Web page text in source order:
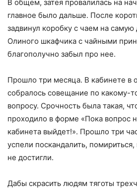
В общем, затея провалилась на
главное было дальше. После
задвинул коробку с чаем на
Олиного шкафчика с чайными
благополучно забыл про нее.
Прошло три месяца. В кабинете в
собралось совещание по какому-
вопросу. Срочность была такая,
проходило в форме «Пока вопрос
кабинета выйдет!». Прошло три
успели поскандалить, помириться,
не достигли.
Дабы скрасить людям тяготы